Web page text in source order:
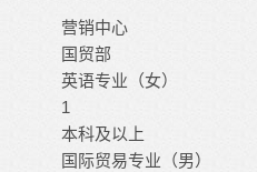
营销中心
国贸部
英语专业（女）
1
本科及以上
国际贸易专业（男）